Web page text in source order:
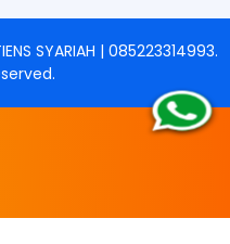
SYARIAH | 085223314993.